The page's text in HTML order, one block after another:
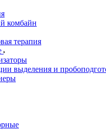
комбайн
терапия
выделения и